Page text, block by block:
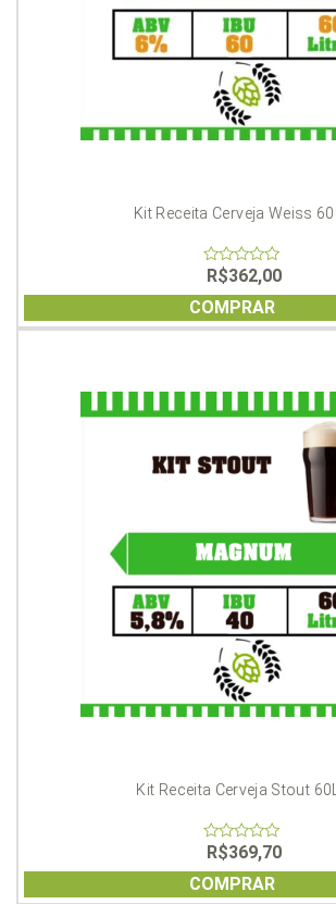
Kit Receita Cerveja Weiss 60L
0
out
of
5
R$362,00
COMPRAR
Kit Receita Cerveja Stout 60L
0
out
of
5
R$369,70
COMPRAR